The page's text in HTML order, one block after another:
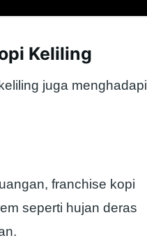
Keliling
juga menghadapi
franchise kopi
seperti hujan deras